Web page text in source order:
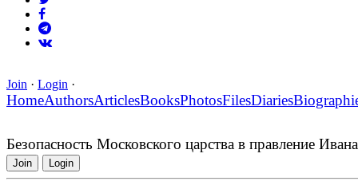
Join · Login ·
HomeAuthorsArticlesBooksPhotosFilesDiaries
Безопасность Московского царства в правление
Join Login